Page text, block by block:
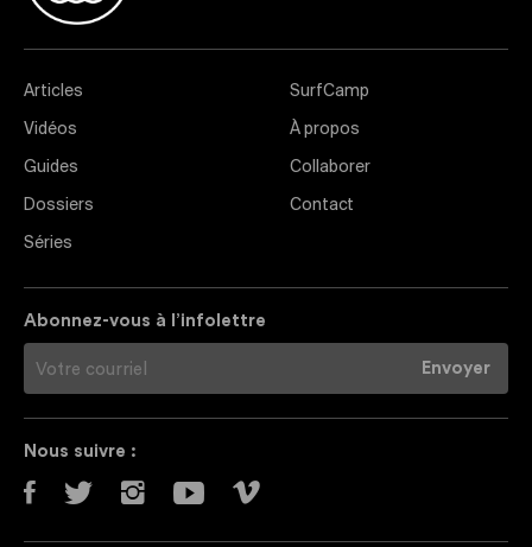
Articles
Vidéos
Guides
Dossiers
Séries
SurfCamp
À propos
Collaborer
Contact
Abonnez-vous à l’infolettre
Nous suivre :